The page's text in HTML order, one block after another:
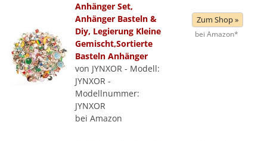
Anhänger Set,
Anhänger Basteln &
Diy, Legierung Kleine
Gemischt,Sortierte
Basteln Anhänger
von JYNXOR - Modell:
JYNXOR -
Modellnummer:
JYNXOR
bei Amazon
Zum Shop »
bei Amazon*